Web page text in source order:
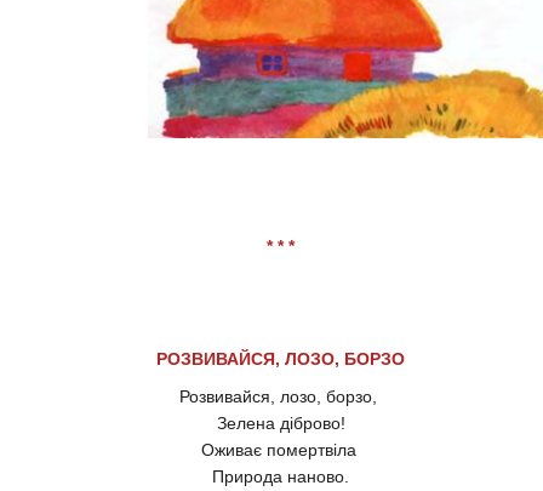
* * *
РОЗВИВАЙСЯ, ЛОЗО, БОРЗО
Розвивайся, лозо, борзо,
Зелена діброво!
Оживає помертвіла
Природа наново.